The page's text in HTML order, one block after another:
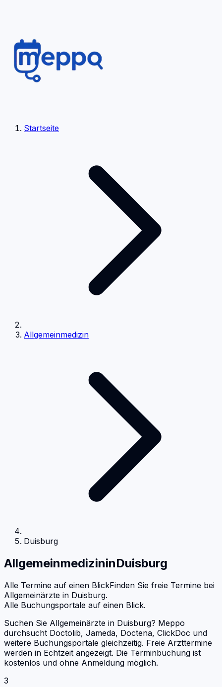
Startseite
Allgemeinmedizin
Duisburg
AllgemeinmedizininDuisburg
Alle Termine auf einen BlickFinden Sie freie Termine bei
Allgemeinärzte in Duisburg.
Alle Buchungsportale auf einen Blick.
Suchen Sie Allgemeinärzte in Duisburg? Meppo
durchsucht Doctolib, Jameda, Doctena, ClickDoc und
weitere Buchungsportale gleichzeitig. Freie Arzttermine
werden in Echtzeit angezeigt. Die Terminbuchung ist
kostenlos und ohne Anmeldung möglich.
3